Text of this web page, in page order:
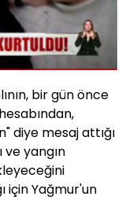
bir gün önce
diye mesaj attığı
ve yangın
için Yağmur'un